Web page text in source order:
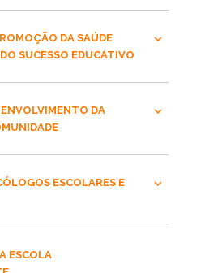
DA SAÚDE
SUCESSO EDUCATIVO
DA
ESCOLARES E
ESCOLA